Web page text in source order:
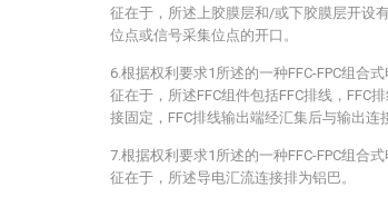
征在于，所述上胶膜层和/或下胶膜层开设
位点或信号采集位点的开口。
6.根据权利要求1所述的一种FFC-FPC组合
征在于，所述FFC组件包括FFC排线，FFC
接固定，FFC排线输出端经汇集后与输出连
7.根据权利要求1所述的一种FFC-FPC组合
征在于，所述导电汇流连接排为铝巴。